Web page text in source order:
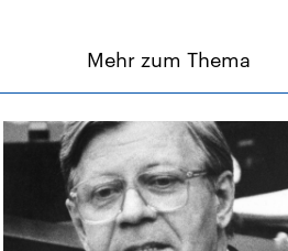
Mehr zum Thema